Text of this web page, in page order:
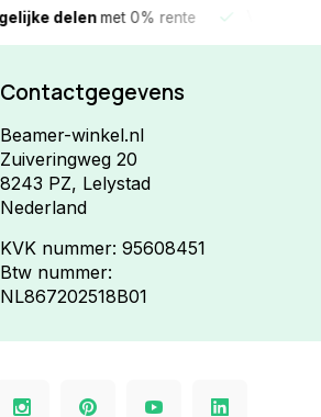
delenmet 0% rente Vandaag
Contactgegevens
Beamer-winkel.nl
Zuiveringweg 20
8243 PZ, Lelystad
Nederland
KVK nummer: 95608451
Btw nummer:
NL867202518B01